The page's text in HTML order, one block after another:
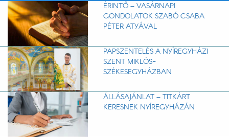
ÉRINTŐ – VASÁRNAPI
GONDOLATOK SZABÓ CSABA
PÉTER ATYÁVAL
PAPSZENTELÉS A NYÍREGYHÁZI
SZENT MIKLÓS-
SZÉKESEGYHÁZBAN
ÁLLÁSAJÁNLAT – TITKÁRT
KERESNEK NYÍREGYHÁZÁN